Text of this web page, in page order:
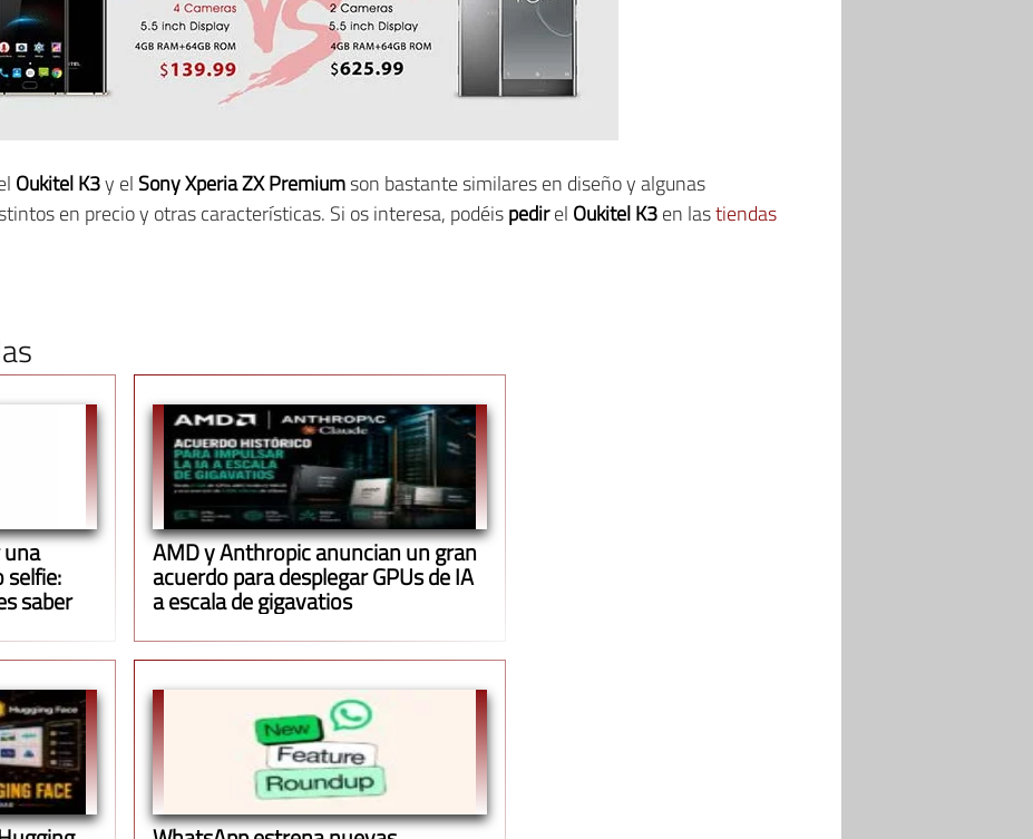
Oukitel K3y el Sony Xperia ZX Premiumson bastante similares en diseño y algunas
en precio y otras características. Si os interesa, podéispedirel Oukitel K3en lastiendas
selfie:
saber
AMD y Anthropic anuncian un gran
acuerdo para desplegar GPUs de IA
a escala de gigavatios